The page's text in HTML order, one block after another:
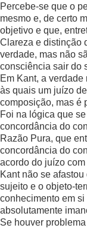
Percebe-se que o
mesmo e, de certo
objetivo e que,
Clareza e distinção
verdade, mas não
consciência sair do
Em Kant, a
às quais um juízo
composição, mas é
Foi na lógica que
concordância do
Razão Pura, que
concordância do
acordo do juízo
Kant não se
sujeito e o objeto-
conhecimento em
absolutamente
Se houver